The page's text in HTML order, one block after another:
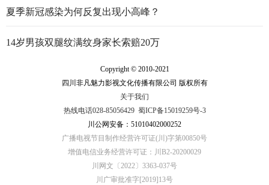
夏季新冠感染为何反复出现小高峰？
14岁男孩双腿纹满纹身家长索赔20万
Copyright © 2010-2021
四川非凡魅力影视文化传播有限公司 版权所有
关于我们
热线电话028-85056429 蜀ICP备15019259号-3
川公网安备：51010402000252
广播电视节目制作经营许可证(川)字第00850号
增值电信业务经营许可证：川B2-20200029
川网文〔2022〕3363-037号
川广审批准字[2019]13号